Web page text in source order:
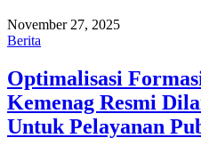
November 27, 2025
Berita
Optimalisasi
Kemenag Resmi
Untuk Pelayanan